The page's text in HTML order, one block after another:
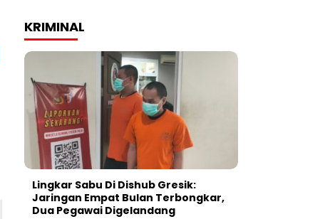
KRIMINAL
Lingkar Sabu Di Dishub Gresik:
Jaringan Empat Bulan Terbongkar,
Dua Pegawai Digelandang